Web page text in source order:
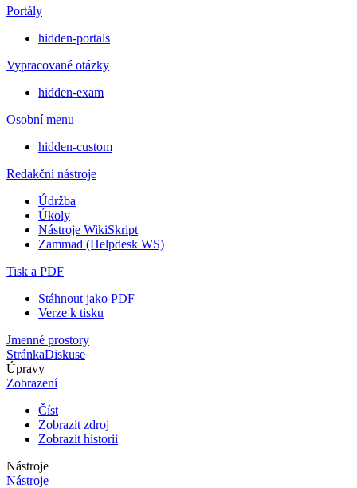
Portály
hidden-portals
Vypracované otázky
hidden-exam
Osobní menu
hidden-custom
Redakční nástroje
Údržba
Úkoly
Nástroje WikiSkript
Zammad (Helpdesk WS)
Tisk a PDF
Stáhnout jako PDF
Verze k tisku
Jmenné prostory
StránkaDiskuse
Úpravy
Zobrazení
Číst
Zobrazit zdroj
Zobrazit historii
Nástroje
Nástroje